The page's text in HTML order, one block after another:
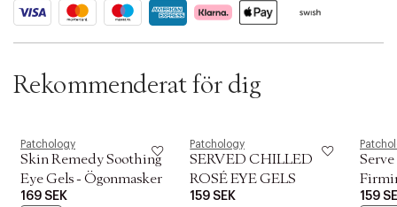
Rekommenderat för dig
Patchology
Skin Remedy Soothing
Eye Gels - Ögonmasker
169 SEK
Patchology
SERVED CHILLED
ROSÉ EYE GELS
159 SEK 159